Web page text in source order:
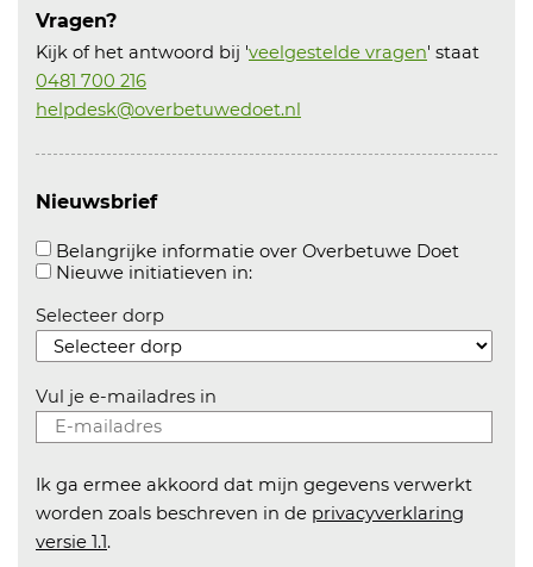
Vragen?
Kijk of het antwoord bij 'veelgestelde vragen' staat
0481 700 216
helpdesk@overbetuwedoet.nl
Nieuwsbrief
Belangrijke informatie over Overbetuwe Doet
Nieuwe initiatieven in:Aanvinken om informatie over
Selecteer dorp
Vul je e-mailadres in
Ik ga ermee akkoord dat mijn gegevens verwerkt
worden zoals beschreven in de privacyverklaring
versie 1.1.